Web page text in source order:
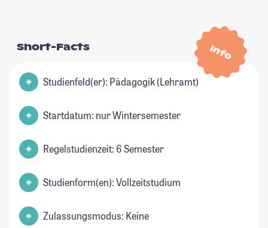
Info
Short-Facts
Studienfeld(er): Pädagogik (Lehramt)
Startdatum: nur Wintersemester
Regelstudienzeit: 6 Semester
Studienform(en): Vollzeitstudium
Zulassungsmodus: Keine